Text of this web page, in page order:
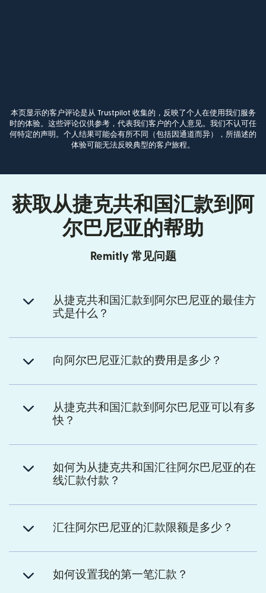
本页显示的客户评论是从 Trustpilot 收集的，反映了个人在使用我们服务
时的体验。这些评论仅供参考，代表我们客户的个人意见。我们不认可任
何特定的声明。个人结果可能会有所不同（包括因通道而异），所描述的
体验可能无法反映典型的客户旅程。
获取从捷克共和国汇款到阿
尔巴尼亚的帮助
Remitly 常见问题
从捷克共和国汇款到阿尔巴尼亚的最佳方
式是什么？
向阿尔巴尼亚汇款的费用是多少？
从捷克共和国汇款到阿尔巴尼亚可以有多
快？
如何为从捷克共和国汇往阿尔巴尼亚的在
线汇款付款？
汇往阿尔巴尼亚的汇款限额是多少？
如何设置我的第一笔汇款？